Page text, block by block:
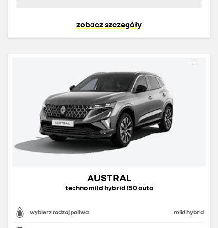
zobacz szczegóły
AUSTRAL
techno mild hybrid 150 auto
wybierz rodzaj paliwa mild hybrid